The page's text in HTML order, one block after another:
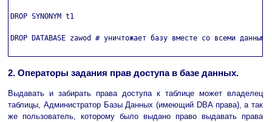
DROP SYNONYM t1
DROP DATABASE zawod # уничтожает базу вместе со всеми
2. Операторы задания прав доступа в базе данных.
Выдавать и забирать права доступа к таблице может владелец
таблицы, Администратор Базы Данных (имеющий DBA права), а так
же пользователь, которому было выдано право выдавать права